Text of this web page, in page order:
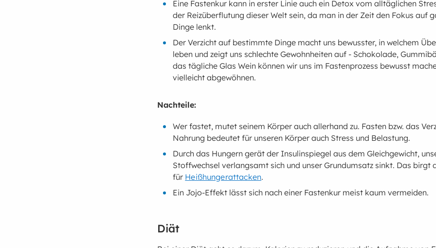
Eine Fastenkur kann in erster Linie auch ein Detox vom alltäglichen
der Reizüberflutung dieser Welt sein, da man in der Zeit den Fokus auf
Dinge lenkt.
Der Verzicht auf bestimmte Dinge macht uns bewusster, in welchem
leben und zeigt uns schlechte Gewohnheiten auf - Schokolade,
das tägliche Glas Wein können wir uns im Fastenprozess bewusst
vielleicht abgewöhnen.
Nachteile:
Wer fastet, mutet seinem Körper auch allerhand zu. Fasten bzw. das
Nahrung bedeutet für unseren Körper auch Stress und Belastung.
Durch das Hungern gerät der Insulinspiegel aus dem Gleichgewicht,
Stoffwechsel verlangsamt sich und unser Grundumsatz sinkt. Das birgt
für Heißhungerattacken.
Ein Jojo-Effekt lässt sich nach einer Fastenkur meist kaum vermeiden.
Diät